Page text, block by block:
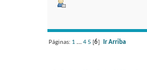
Páginas: 1 ...4 5 [6] Ir Arriba